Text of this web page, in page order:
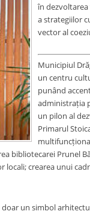
în
a strategiilor
vector al
Municipiul
un centru
punând
administrația
un pilon al
Primarul
bibliotecarei Prunel
crearea unui
un simbol